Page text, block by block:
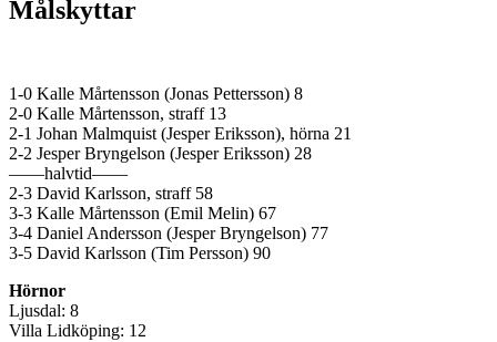
Målskyttar
1-0 Kalle Mårtensson (Jonas Pettersson) 8
2-0 Kalle Mårtensson, straff 13
2-1 Johan Malmquist (Jesper Eriksson), hörna 21
2-2 Jesper Bryngelson (Jesper Eriksson) 28
——halvtid——
2-3 David Karlsson, straff 58
3-3 Kalle Mårtensson (Emil Melin) 67
3-4 Daniel Andersson (Jesper Bryngelson) 77
3-5 David Karlsson (Tim Persson) 90
Hörnor
Ljusdal: 8
Villa Lidköping: 12